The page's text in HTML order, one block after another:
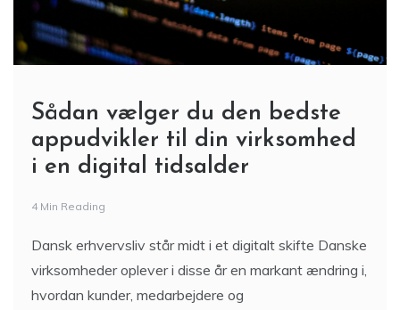
Sådan vælger du den bedste
appudvikler til din virksomhed
i en digital tidsalder
4 Min Reading
Dansk erhvervsliv står midt i et digitalt skifte Danske
virksomheder oplever i disse år en markant ændring i,
hvordan kunder, medarbejdere og